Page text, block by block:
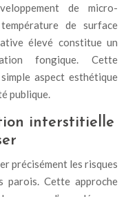
de micro-
de surface
élevé constitue un
fongique. Cette
aspect esthétique
publique.
interstitielle
précisément les risques
parois. Cette approche